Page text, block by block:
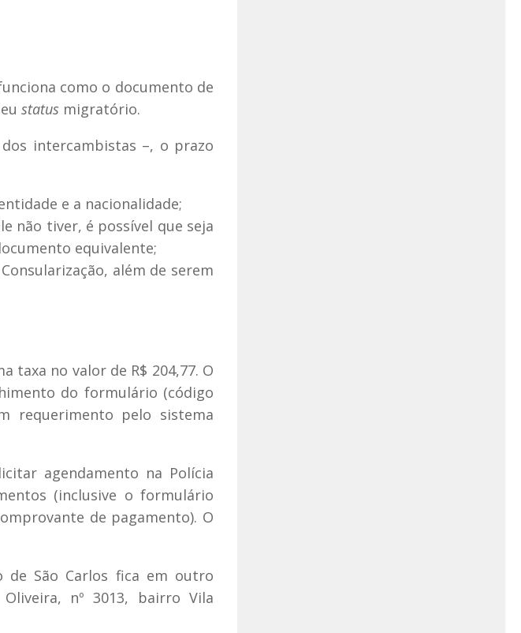
como o documento de
status migratório.
intercambistas –, o prazo
e a nacionalidade;
não tiver, é possível que seja
equivalente;
além de serem
taxa no valor de R$ 204,77. O
do formulário (código
requerimento pelo sistema
agendamento na Polícia
(inclusive o formulário
de pagamento). O
de São Carlos fica em outro
nº 3013, bairro Vila